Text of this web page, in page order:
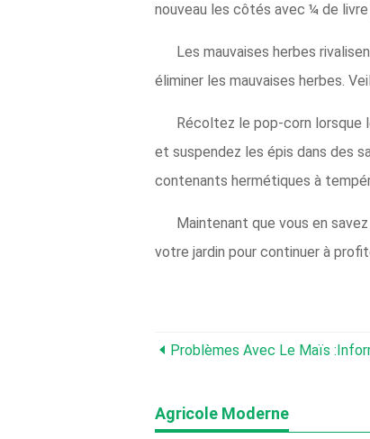
nouveau les côtés avec ¼ de
Les mauvaises herbes
éliminer les mauvaises herbes.
Récoltez le pop-corn lorsque
et suspendez les épis dans des
contenants hermétiques à
Maintenant que vous en
votre jardin pour continuer à
Agricole Moderne